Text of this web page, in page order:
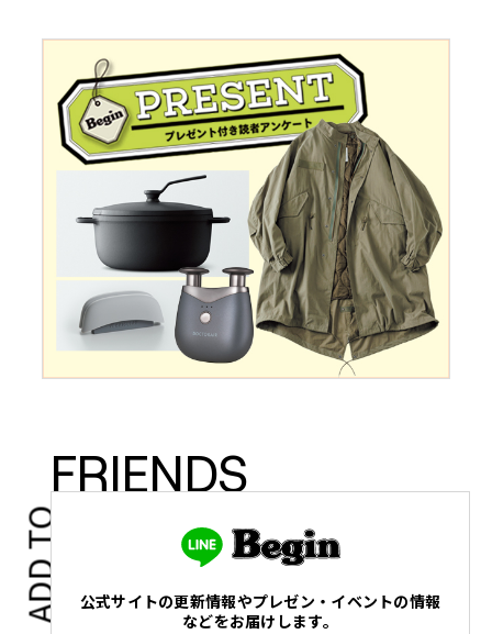
ADD TO
FRIENDS
公式サイトの更新情報やプレゼン・イベントの情報
などをお届けします。